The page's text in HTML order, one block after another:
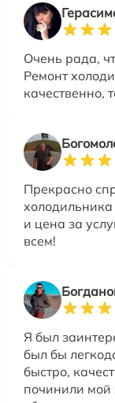
Очень рада,
Ремонт
качественно,
Прекрасно
холодильника
и цена за
всем!
Я был
был бы
быстро,
починили мой